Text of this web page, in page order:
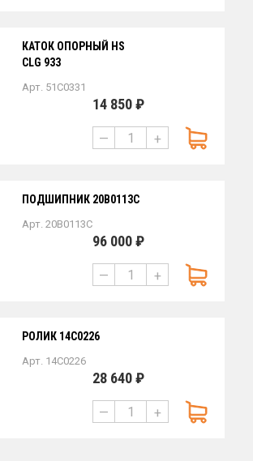
КАТОК ОПОРНЫЙ HS
CLG 933
Арт. 51C0331
14 850 ₽
— +
ПОДШИПНИК 20B0113C
Арт. 20B0113C
96 000 ₽
— +
РОЛИК 14C0226
Арт. 14C0226
28 640 ₽
— +